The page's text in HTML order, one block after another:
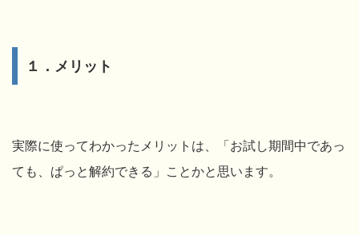
１．メリット
実際に使ってわかったメリットは、「お試し期間中であっ
ても、ぱっと解約できる」ことかと思います。